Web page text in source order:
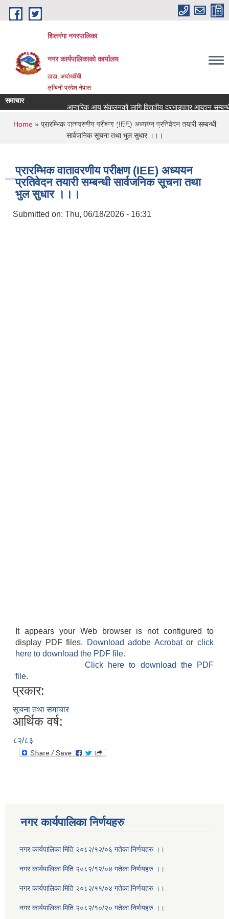
Skip to main content
शितगंगा नगरपालिका
नगर कार्यपालिकाकाे कार्यालय
ठाडा, अर्घाखाँची
लुम्बिनी प्रदेश नेपाल
समाचार
आन्तरिक आय संकलनको लागि विद्युतीय दरभाउपत्र आब्हान
रिक्त पदमा स्थायी शिक्षक सरुवा सम्बन्धमा ।।।
You are here
Home» प्रारम्भिक वातावरणीय परीक्षण (IEE) अध्ययन प्रतिवेदन तयारी सम्बन्धी
सार्वजनिक सूचना तथा भुल सुधार ।।।
प्रारम्भिक वातावरणीय परीक्षण (IEE) अध्ययन
प्रतिवेदन तयारी सम्बन्धी सार्वजनिक सूचना तथा
भुल सुधार ।।।
Submitted on: Thu, 06/18/2026 - 16:31
It appears your Web browser is not configured to
display PDF files.
Download adobe Acrobatorclick
here to download the PDF file.
Click here to download the PDF
file.
प्रकार:
सूचना तथा समाचार
आर्थिक वर्ष:
८२/८३
नगर कार्यपालिका निर्णयहरु
नगर कार्यपालिका मिति २०८२/१२/०६ गतेका निर्णयहरु ।।
नगर कार्यपालिका मिति २०८२/१२/०४ गतेका निर्णयहरु ।।
नगर कार्यपालिका मिति २०८२/११/०४ गतेका निर्णयहरु ।।
नगर कार्यपालिका मिति २०८२/१०/२० गतेका निर्णयहरु ।।